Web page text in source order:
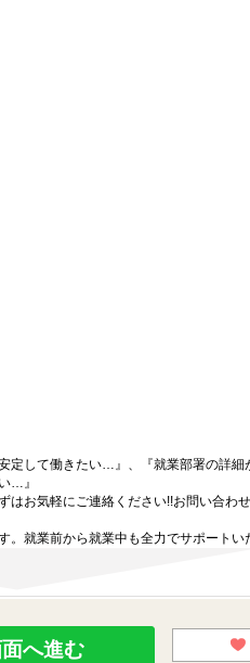
定して働きたい…』、『就業部署の詳
…』
お気軽にご連絡ください!!お問い合わ
。就業前から就業中も全力でサポートい
へ進む